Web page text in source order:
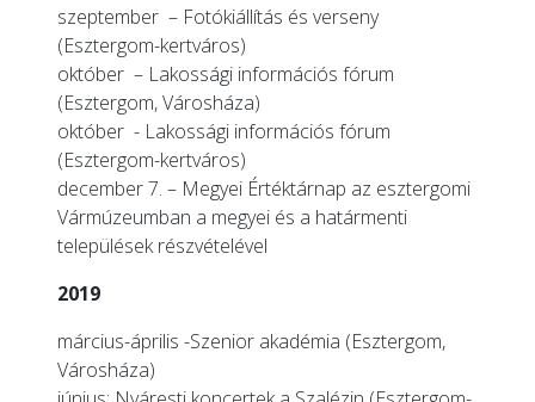
szeptember – Fotókiállítás és verseny
(Esztergom-kertváros)
október – Lakossági információs fórum
(Esztergom, Városháza)
október - Lakossági információs fórum
(Esztergom-kertváros)
december 7. – Megyei Értéktárnap az esztergomi
Vármúzeumban a megyei és a határmenti
települések részvételével
2019
március-április -Szenior akadémia (Esztergom,
Városháza)